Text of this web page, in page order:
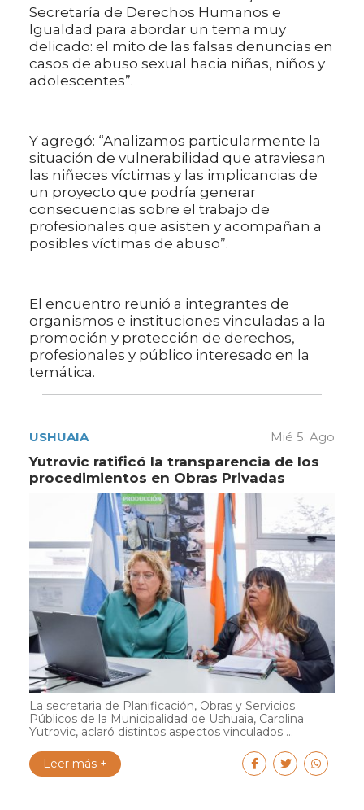
Secretaría de Derechos Humanos e
Igualdad para abordar un tema muy
delicado: el mito de las falsas denuncias en
casos de abuso sexual hacia niñas, niños y
adolescentes”.
Y agregó: “Analizamos particularmente la
situación de vulnerabilidad que atraviesan
las niñeces víctimas y las implicancias de
un proyecto que podría generar
consecuencias sobre el trabajo de
profesionales que asisten y acompañan a
posibles víctimas de abuso”.
El encuentro reunió a integrantes de
organismos e instituciones vinculadas a la
promoción y protección de derechos,
profesionales y público interesado en la
temática.
USHUAIA Mié 5. Ago
Yutrovic ratificó la transparencia de los
procedimientos en Obras Privadas
La secretaria de Planificación, Obras y Servicios
Públicos de la Municipalidad de Ushuaia, Carolina
Yutrovic, aclaró distintos aspectos vinculados ...
Leer más +